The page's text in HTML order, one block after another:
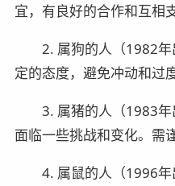
宜，有良好的合作和互相
2. 属狗的人（1982
定的态度，避免冲动和过
3. 属猪的人（1983
面临一些挑战和变化。需
4. 属鼠的人（1996